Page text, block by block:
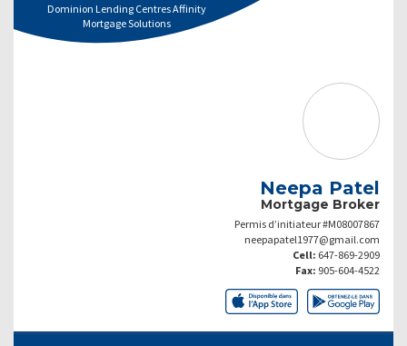
Dominion Lending Centres Affinity
Mortgage Solutions
Neepa Patel
Mortgage Broker
Permis d’initiateur #M08007867
neepapatel1977@gmail.com
Cell: 647-869-2909
Fax: 905-604-4522